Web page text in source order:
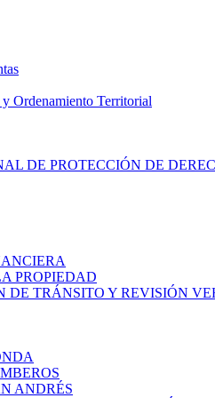
Ordenamiento Territorial
DE PROTECCIÓN DE
PROPIEDAD
DE TRÁNSITO Y REVISIÓN
ANDRÉS